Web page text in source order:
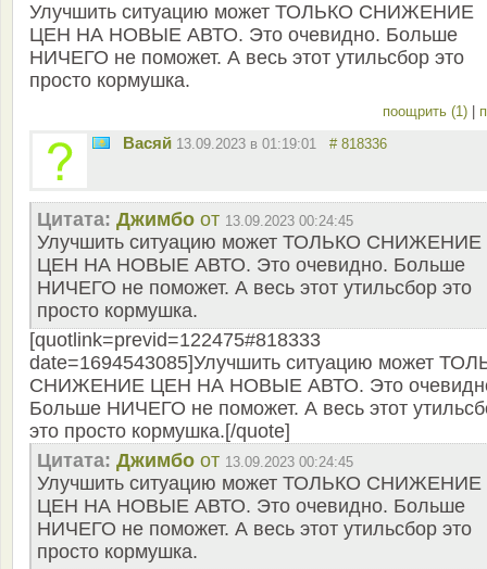
Улучшить ситуацию может ТОЛЬКО СНИЖЕНИЕ
ЦЕН НА НОВЫЕ АВТО. Это очевидно. Больше
НИЧЕГО не поможет. А весь этот утильсбор это
просто кормушка.
поощрить (1)
Васяй 13.09.2023 в 01:19:01 # 818336
Цитата: Джимбо от 13.09.2023 00:24:45
Улучшить ситуацию может ТОЛЬКО СНИЖЕНИЕ
ЦЕН НА НОВЫЕ АВТО. Это очевидно. Больше
НИЧЕГО не поможет. А весь этот утильсбор это
просто кормушка.
[quotlink=previd=122475#818333
date=1694543085]Улучшить ситуацию может
СНИЖЕНИЕ ЦЕН НА НОВЫЕ АВТО. Это
Больше НИЧЕГО не поможет. А весь этот
это просто кормушка.[/quote]
Цитата: Джимбо от 13.09.2023 00:24:45
Улучшить ситуацию может ТОЛЬКО СНИЖЕНИЕ
ЦЕН НА НОВЫЕ АВТО. Это очевидно. Больше
НИЧЕГО не поможет. А весь этот утильсбор это
просто кормушка.